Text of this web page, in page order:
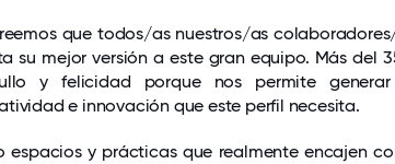
que todos/as nuestros/as
su mejor versión a este gran equipo. Más del
y felicidad porque nos permite
e innovación que este perfil necesita.
espacios y prácticas que realmente encajen